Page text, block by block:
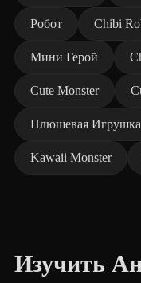
Робот Chibi
Мини Герой
Cute Monster
Плюшевая Игрушка
Kawaii Monster
Изучить